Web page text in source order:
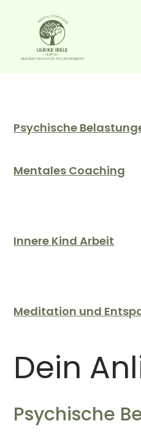
Psychische
Mentales Coaching
Innere Kind Arbeit
Meditation und
Dein
Psychische